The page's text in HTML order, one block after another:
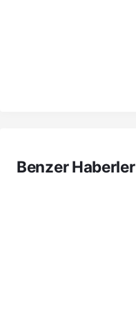
Benzer Haberler